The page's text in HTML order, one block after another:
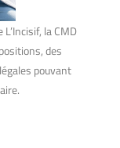
la CMD
des
pouvant